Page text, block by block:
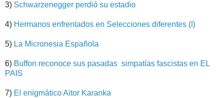
3) Schwarzenegger perdió su estadio
4) Hermanos enfrentados en Selecciones diferentes (I)
5) La Micronesia Española
6) Buffon reconoce sus pasadas simpatías fascistas en EL
PAIS
7) El enigmático Aitor Karanka